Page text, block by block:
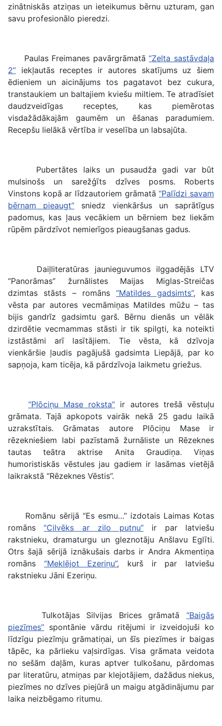
zinātniskās atziņas un ieteikumus bērnu uzturam, gan
savu profesionālo pieredzi.
Paulas Freimanes pavārgrāmatā“Zelta sastāvdaļa
2” iekļautās receptes ir autores skatījums uz šiem
ēdieniem un aicinājums tos pagatavot bez cukura,
transtaukiem un baltajiem kviešu miltiem. Te atradīsiet
daudzveidīgas receptes, kas piemērotas
visdažādākajām gaumēm un ēšanas paradumiem.
Recepšu lielākā vērtība ir veselība un labsajūta.
Pubertātes laiks un pusaudža gadi var būt
mulsinošs un sarežģīts dzīves posms. Roberts
Vinstons kopā ar līdzautoriem grāmatā“Palīdzi savam
bērnam pieaugt” sniedz vienkāršus un saprātīgus
padomus, kas ļaus vecākiem un bērniem bez liekām
rūpēm pārdzīvot nemierīgos pieaugšanas gadus.
Daiļliteratūras jaunieguvumos ilggadējās LTV
“Panorāmas” žurnālistes Maijas Miglas-Streičas
dzimtas stāsts – romāns“Matildes gadsimts”, kas
vēsta par autores vecmāmiņas Matildes mūžu – tas
bijis gandrīz gadsimtu garš. Bērnu dienās un vēlāk
dzirdētie vecmammas stāsti ir tik spilgti, ka noteikti
izstāstāmi arī lasītājiem. Tie vēsta, kā dzīvoja
vienkāršie ļaudis pagājušā gadsimta Liepājā, par ko
sapņoja, kam ticēja, kā pārdzīvoja laikmetu griežus.
“Plōciņu Mase roksta” ir autores trešā vēstuļu
grāmata. Tajā apkopots vairāk nekā 25 gadu laikā
uzrakstītais. Grāmatas autore Plōciņu Mase ir
rēzekniešiem labi pazīstamā žurnāliste un Rēzeknes
tautas teātra aktrise Anita Graudiņa. Viņas
humoristiskās vēstules jau gadiem ir lasāmas vietējā
laikrakstā “Rēzeknes Vēstis”.
Romānu sērijā “Es esmu…” izdotais Laimas Kotas
romāns“Cilvēks ar zilo putnu”ir par latviešu
rakstnieku, dramaturgu un gleznotāju Anšlavu Eglīti.
Otrs šajā sērijā iznākušais darbs ir Andra Akmentiņa
romāns “Meklējot Ezeriņu”, kurš ir par latviešu
rakstnieku Jāni Ezeriņu.
Tulkotājas Silvijas Brices grāmatā “Baigās
piezīmes” spontānie vārdu ritējumi ir izveidojuši ko
līdzīgu piezīmju grāmatiņai, un šīs piezīmes ir baigas
tāpēc, ka pārlieku vaļsirdīgas. Visa grāmata veidota
no sešām daļām, kuras aptver tulkošanu, pārdomas
par literatūru, atmiņas par klejotājiem, dažādus niekus,
piezīmes no dzīves piejūrā un maigu atgādinājumu par
laika neizbēgamo ritumu.